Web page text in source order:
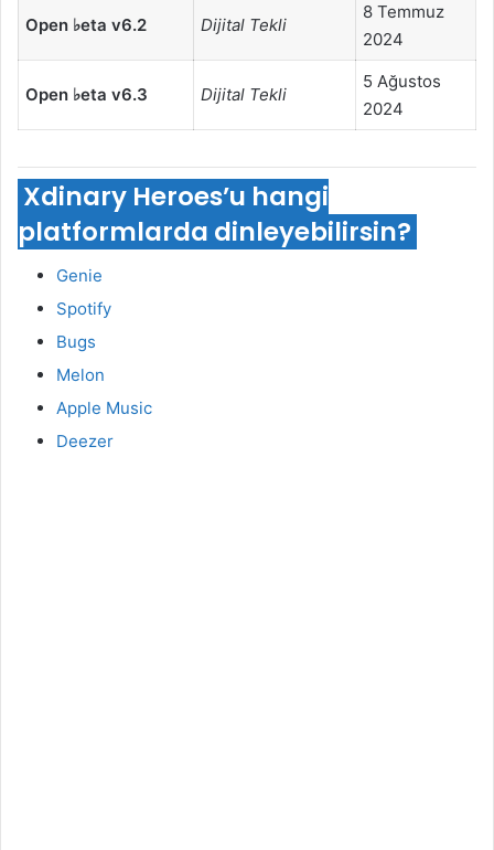
Open ♭eta v6.2 Dijital Tekli
8 Temmuz
2024
Open ♭eta v6.3 Dijital Tekli
5 Ağustos
2024
Xdinary Heroes’u hangi
platformlarda dinleyebilirsin?
Genie
Spotify
Bugs
Melon
Apple Music
Deezer